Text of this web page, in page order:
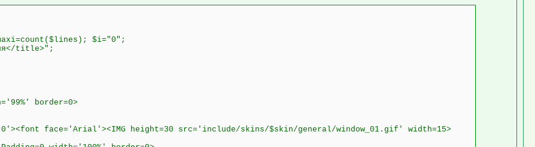
$i="0";
title>";
border=0>
face='Arial'><IMG height=30 src='include/skins/$skin/general/window_01.gif' width=15>